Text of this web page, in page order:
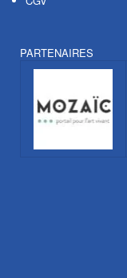
PARTENAIRES